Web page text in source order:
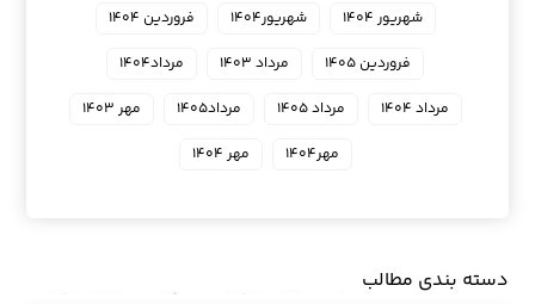
شهریور ۱۴۰۴
شهریور۱۴۰۴
فروردین ۱۴۰۴
فروردین ۱۴۰۵
مرداد ۱۴۰۳
مرداد۱۴۰۴
مرداد ۱۴۰۴
مرداد ۱۴۰۵ مرداد۱۴۰۵
مهر ۱۴۰۳
مهر۱۴۰۴
مهر ۱۴۰۴
دسته بندی مطالب